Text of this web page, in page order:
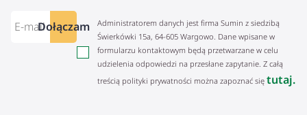
Dołączam
Administratorem danych jest firma Sumin z siedzibą
Świerkówki 15a, 64-605 Wargowo. Dane wpisane w
formularzu kontaktowym będą przetwarzane w celu
udzielenia odpowiedzi na przesłane zapytanie. Z całą
treścią polityki prywatności można zapoznać się tutaj.